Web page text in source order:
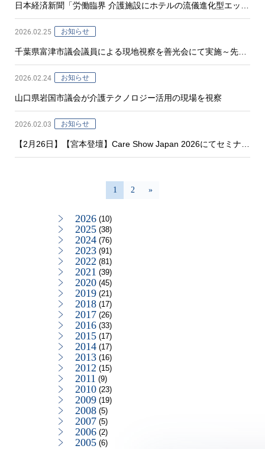
日本経済新聞「労働臨界 介護施設にホテルの流儀進化型エッセ
ンシャルワーカーが変える現場」
2026.02.25
お知らせ
千葉県富津市議会議員による現地視察を善光会にて実施～先進
的介護ICT・ロボット導入の取り組みをご紹介～
2026.02.24
お知らせ
山口県岩国市議会が介護テクノロジー活用の現場を視察
2026.02.03 お知らせ
【2月26日】【宮本登壇】Care Show Japan 2026にてセミナー
登壇のお知らせ「介護DXによる生産性向上と働き方改革～善光
1 2 »
2026 (10)
2025 (38)
2024 (76)
2023 (91)
2022 (81)
2021 (39)
2020 (45)
2019 (21)
2018 (17)
2017 (26)
2016 (33)
2015 (17)
2014 (17)
2013 (16)
2012 (15)
2011 (9)
2010 (23)
2009 (19)
2008 (5)
2007 (5)
2006 (2)
2005 (6)